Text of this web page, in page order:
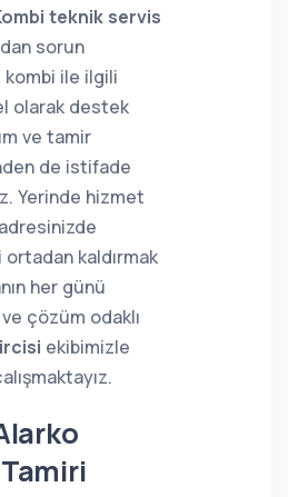
teknik servis
sorun
kombi ile ilgili
olarak destek
ve tamir
de istifade
Yerinde hizmet
kaldırmak
her günü
çözüm odaklı
ekibimizle